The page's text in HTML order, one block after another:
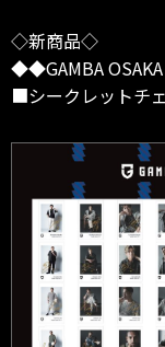
◇新商品◇
◆◆GAMBA
■シークレットチ